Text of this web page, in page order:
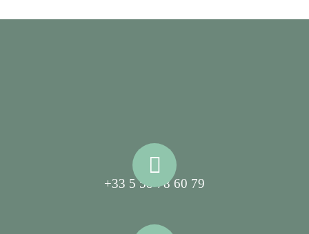
+33 5 58 78 60 79